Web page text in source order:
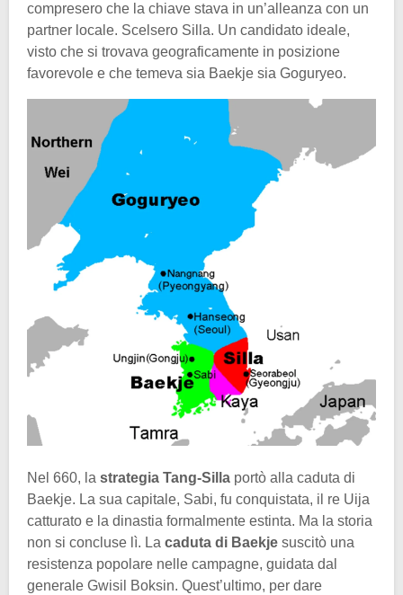
compresero che la chiave stava in un’alleanza con un
partner locale. Scelsero Silla. Un candidato ideale,
visto che si trovava geograficamente in posizione
favorevole e che temeva sia Baekje sia Goguryeo.
Nel 660, la strategia Tang-Silla portò alla caduta di
Baekje. La sua capitale, Sabi, fu conquistata, il re Uija
catturato e la dinastia formalmente estinta. Ma la storia
non si concluse lì. La caduta di Baekje suscitò una
resistenza popolare nelle campagne, guidata dal
generale Gwisil Boksin. Quest’ultimo, per dare